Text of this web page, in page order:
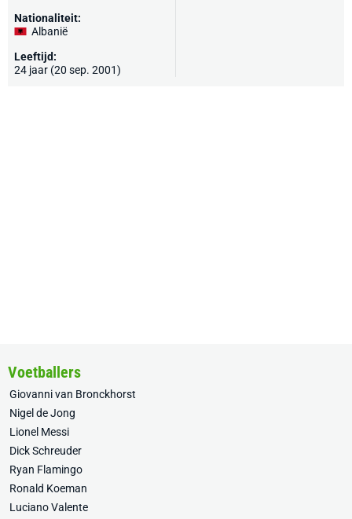
Nationaliteit:
Albanië
Leeftijd:
24 jaar (20 sep. 2001)
Voetballers
Giovanni van Bronckhorst
Nigel de Jong
Lionel Messi
Dick Schreuder
Ryan Flamingo
Ronald Koeman
Luciano Valente